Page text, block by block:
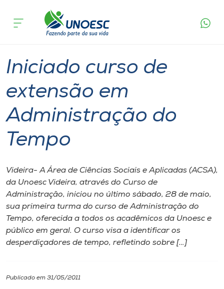
Cursos
Pesquisa
Atendimento ao Estudante
Portal de Ensino
A
Internacionalização
I.nova
Diplomados
acontece
Iniciado curso de
extensão em
Administração do
Tempo
Videira- A Área de Ciências Sociais e Aplicadas (ACSA),
da Unoesc Videira, através do Curso de
Administração, iniciou no último sábado, 28 de maio,
sua primeira turma do curso de Administração do
Tempo, oferecida a todos os acadêmicos da Unoesc e
público em geral. O curso visa a identificar os
desperdiçadores de tempo, refletindo sobre […]
Publicado em 31/05/2011